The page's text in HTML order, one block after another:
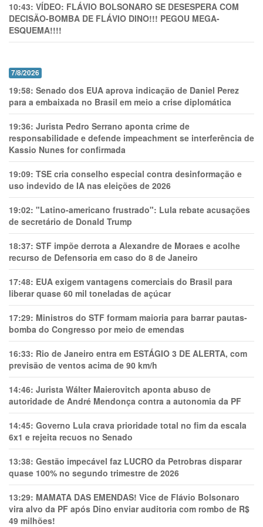
10:43: VÍDEO: FLÁVIO BOLSONARO SE DESESPERA COM
DECISÃO-BOMBA DE FLÁVIO DINO!!! PEGOU MEGA-
ESQUEMA!!!!
7/8/2026
19:58: Senado dos EUA aprova indicação de Daniel Perez
para a embaixada no Brasil em meio a crise diplomática
19:36: Jurista Pedro Serrano aponta crime de
responsabilidade e defende impeachment se interferência de
Kassio Nunes for confirmada
19:09: TSE cria conselho especial contra desinformação e
uso indevido de IA nas eleições de 2026
19:02: "Latino-americano frustrado": Lula rebate acusações
de secretário de Donald Trump
18:37: STF impõe derrota a Alexandre de Moraes e acolhe
recurso de Defensoria em caso do 8 de Janeiro
17:48: EUA exigem vantagens comerciais do Brasil para
liberar quase 60 mil toneladas de açúcar
17:29: Ministros do STF formam maioria para barrar pautas-
bomba do Congresso por meio de emendas
16:33: Rio de Janeiro entra em ESTÁGIO 3 DE ALERTA, com
previsão de ventos acima de 90 km/h
14:46: Jurista Wálter Maierovitch aponta abuso de
autoridade de André Mendonça contra a autonomia da PF
14:45: Governo Lula crava prioridade total no fim da escala
6x1 e rejeita recuos no Senado
13:38: Gestão impecável faz LUCRO da Petrobras disparar
quase 100% no segundo trimestre de 2026
13:29: MAMATA DAS EMENDAS! Vice de Flávio Bolsonaro
vira alvo da PF após Dino enviar auditoria com rombo de R$
49 milhões!